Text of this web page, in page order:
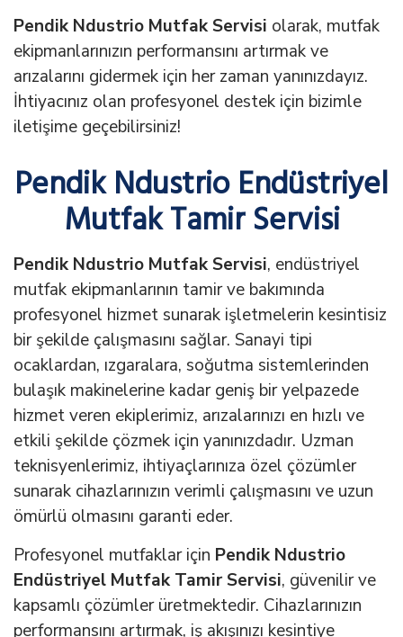
Pendik Ndustrio Mutfak Servisi olarak, mutfak
ekipmanlarınızın performansını artırmak ve
arızalarını gidermek için her zaman yanınızdayız.
İhtiyacınız olan profesyonel destek için bizimle
iletişime geçebilirsiniz!
Pendik Ndustrio Endüstriyel
Mutfak Tamir Servisi
Pendik Ndustrio Mutfak Servisi, endüstriyel
mutfak ekipmanlarının tamir ve bakımında
profesyonel hizmet sunarak işletmelerin kesintisiz
bir şekilde çalışmasını sağlar. Sanayi tipi
ocaklardan, ızgaralara, soğutma sistemlerinden
bulaşık makinelerine kadar geniş bir yelpazede
hizmet veren ekiplerimiz, arızalarınızı en hızlı ve
etkili şekilde çözmek için yanınızdadır. Uzman
teknisyenlerimiz, ihtiyaçlarınıza özel çözümler
sunarak cihazlarınızın verimli çalışmasını ve uzun
ömürlü olmasını garanti eder.
Profesyonel mutfaklar için Pendik Ndustrio
Endüstriyel Mutfak Tamir Servisi, güvenilir ve
kapsamlı çözümler üretmektedir. Cihazlarınızın
performansını artırmak, iş akışınızı kesintiye